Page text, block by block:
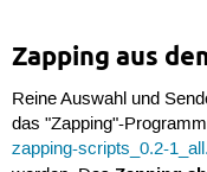
Zapping aus
Reine Auswahl und
das "Zapping"-
zapping-scripts_0.2-